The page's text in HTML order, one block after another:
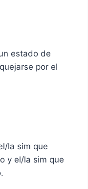
estado de
por el
la sim que
y el/la sim que